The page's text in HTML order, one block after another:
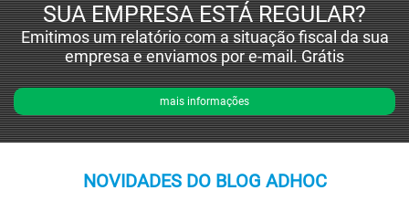
SUA EMPRESA ESTÁ REGULAR?
Emitimos um relatório com a situação fiscal da sua
empresa e enviamos por e-mail. Grátis
mais informações
NOVIDADES DO BLOG ADHOC